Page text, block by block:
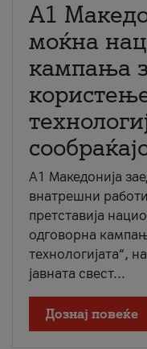
A1
моќна
кампања
A1 Македонија
внатрешни
претставија
одговорна
технологијата“,
јавната свест...
Дознај повеќе